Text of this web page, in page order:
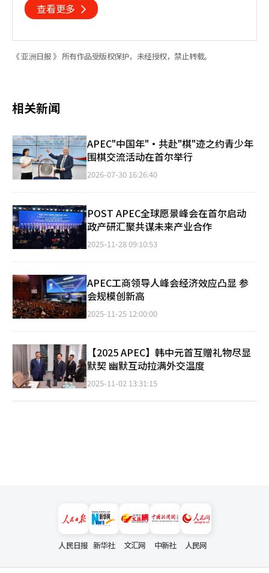
查看更多
《 亚洲日报 》 所有作品受版权保护，未经授权，禁止转载。
相关新闻
APEC"中国年"·共赴"棋"迹之约青少年
围棋交流活动在首尔举行
2026-07-30 16:26:40
POST APEC全球愿景峰会在首尔启动
政产研汇聚共谋未来产业合作
2025-11-28 09:10:53
APEC工商领导人峰会经济效应凸显 参
会规模创新高
2025-11-25 12:00:00
【2025 APEC】韩中元首互赠礼物尽显
默契 幽默互动拉满外交温度
2025-11-02 13:31:15
人民日报 新华社 文汇网 中新社 人民网